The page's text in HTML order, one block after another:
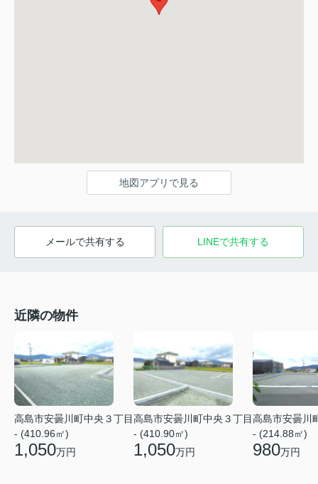
地図アプリで見る
メールで共有する LINEで共有する
近隣の物件
高島市安曇川町中央３丁目
- (410.96㎡)
1,050万円
高島市安曇川町中央３丁目
- (410.90㎡)
1,050万円
高島市安曇川
- (214.88㎡)
980万円